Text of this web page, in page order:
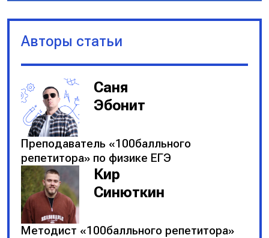
Авторы статьи
Саня
Эбонит
Преподаватель «100балльного
репетитора» по физике ЕГЭ
Кир
Синюткин
Методист «100балльного репетитора»